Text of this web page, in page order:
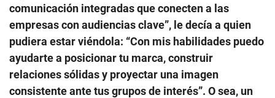
comunicación integradas que conecten a las
empresas con audiencias clave”, le decía a quien
pudiera estar viéndola: “Con mis habilidades puedo
ayudarte a posicionar tu marca, construir
relaciones sólidas y proyectar una imagen
consistente ante tus grupos de interés”. O sea, un